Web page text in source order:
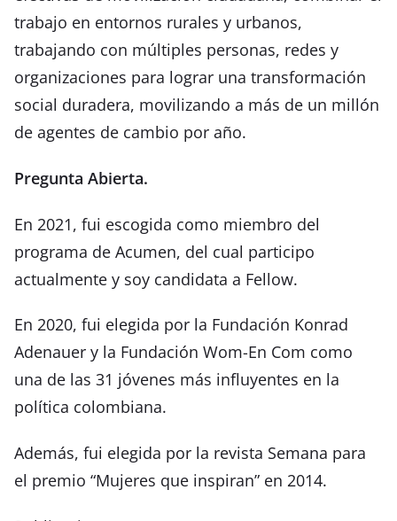
trabajo en entornos rurales y urbanos,
trabajando con múltiples personas, redes y
organizaciones para lograr una transformación
social duradera, movilizando a más de un millón
de agentes de cambio por año.
Pregunta Abierta.
En 2021, fui escogida como miembro del
programa de Acumen, del cual participo
actualmente y soy candidata a Fellow.
En 2020, fui elegida por la Fundación Konrad
Adenauer y la Fundación Wom-En Com como
una de las 31 jóvenes más influyentes en la
política colombiana.
Además, fui elegida por la revista Semana para
el premio “Mujeres que inspiran” en 2014.